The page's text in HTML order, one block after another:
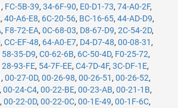
, FC-5B-39, 34-6F-90, E0-D1-73, 74-A0-2F,
, 40-A6-E8, 6C-20-56, BC-16-65, 44-AD-D9,
, F8-72-EA, 0C-68-03, D8-67-D9, 2C-54-2D,
, CC-EF-48, 64-A0-E7, D4-D7-48, 00-08-31 ,
58-35-D9, C0-62-6B, 6C-50-4D, F0-25-72,
28-93-FE, 54-7F-EE, C4-7D-4F, 3C-DF-1E,
, 00-27-0D, 00-26-98, 00-26-51 , 00-26-52,
, 00-24-C4, 00-22-BE, 00-23-AB, 00-21-1B,
, 00-22-0D, 00-22-0C, 00-1E-49, 00-1F-6C,